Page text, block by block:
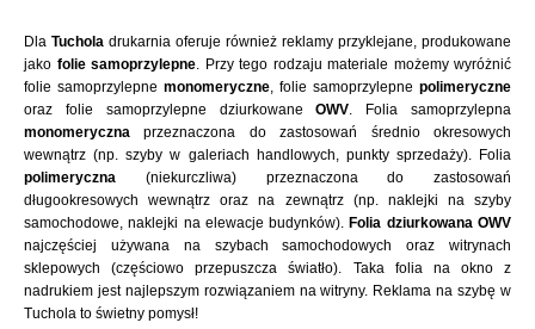
Dla Tuchola drukarnia oferuje również reklamy przyklejane, produkowane
jako folie samoprzylepne. Przy tego rodzaju materiale możemy wyróżnić
folie samoprzylepne monomeryczne, folie samoprzylepne polimeryczne
oraz folie samoprzylepne dziurkowaneOWV. Folia samoprzylepna
monomeryczna przeznaczona do zastosowań średnio okresowych
wewnątrz (np. szyby w galeriach handlowych, punkty sprzedaży). Folia
polimeryczna (niekurczliwa) przeznaczona do zastosowań
długookresowych wewnątrz oraz na zewnątrz (np. naklejki na szyby
samochodowe, naklejki na elewacje budynków). Folia dziurkowana OWV
najczęściej używana na szybach samochodowych oraz witrynach
sklepowych (częściowo przepuszcza światło). Taka folia na okno z
nadrukiem jest najlepszym rozwiązaniem na witryny. Reklama na szybę w
Tuchola to świetny pomysł!